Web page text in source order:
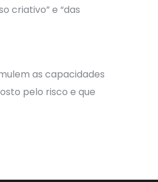
criativo” e “das
as capacidades
pelo risco e que